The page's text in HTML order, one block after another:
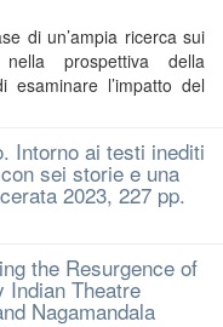
di un’ampia ricerca sui
prospettiva della
esaminare l’impatto del
Intorno ai testi inediti
sei storie e una
2023, 227 pp.
the Resurgence of
Indian Theatre
Nagamandala